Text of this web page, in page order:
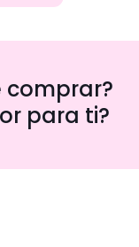
comprar?
para ti?